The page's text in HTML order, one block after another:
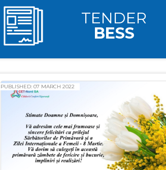
TENDER
BESS
PUBLISHED: 07 MARCH 2022